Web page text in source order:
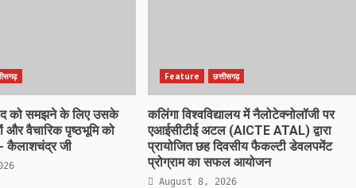
को समझने के लिए उसके
और वैचारिक पृष्ठभूमि को
कैलाशचंद्र जी
Feature छत्तीसगढ़
कलिंगा विश्वविद्यालय में नैलोटेक्नोलॉजी पर
एआईसीटीई अटल (AICTE ATAL) द्वारा
प्रायोजित छह दिवसीय फैकल्टी डेवलपमेंट
प्रोग्राम का सफल आयोजन
August 8, 2026